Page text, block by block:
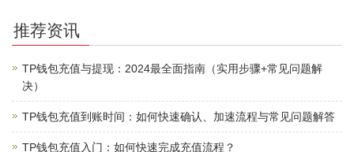
推荐资讯
TP钱包充值与提现：2024最全面指南（实用步骤+常见问题解
决）
TP钱包充值到账时间：如何快速确认、加速流程与常见问题解答
TP钱包充值入门：如何快速完成充值流程？